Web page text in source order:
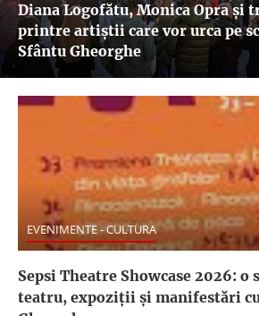
Diana Logofătu, Monica Opra și
printre artiștii care vor urca pe
Sfântu Gheorghe
EVENIMENTE - CULTURA
Sepsi Theatre Showcase 2026: o
teatru, expoziții și manifestări